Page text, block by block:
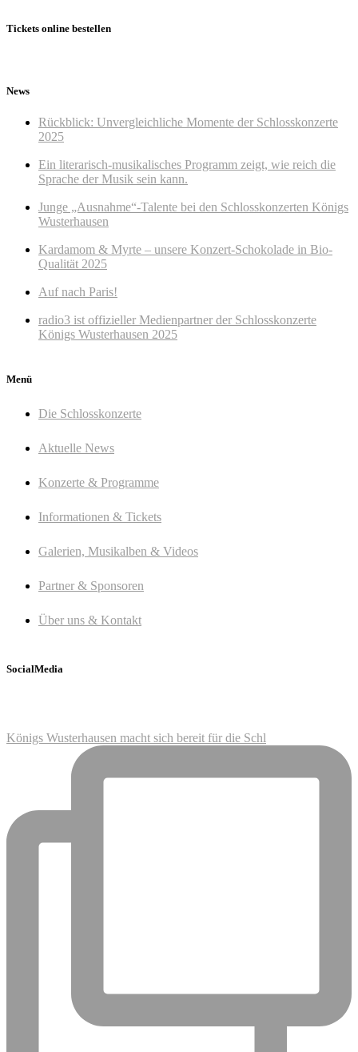
Tickets online bestellen
News
Rückblick: Unvergleichliche Momente der Schlosskonzerte
2025
Ein literarisch-musikalisches Programm zeigt, wie reich die
Sprache der Musik sein kann.
Junge „Ausnahme“-Talente bei den Schlosskonzerten Königs
Wusterhausen
Kardamom & Myrte – unsere Konzert-Schokolade in Bio-
Qualität 2025
Auf nach Paris!
radio3 ist offizieller Medienpartner der Schlosskonzerte
Königs Wusterhausen 2025
Menü
Die Schlosskonzerte
Aktuelle News
Konzerte & Programme
Informationen & Tickets
Galerien, Musikalben & Videos
Partner & Sponsoren
Über uns & Kontakt
SocialMedia
Königs Wusterhausen macht sich bereit für die Schl